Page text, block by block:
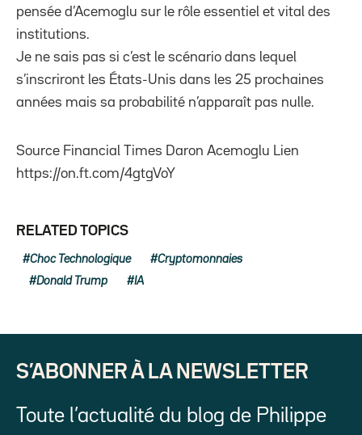
pensée d’Acemoglu sur le rôle essentiel et vital des
institutions.
Je ne sais pas si c’est le scénario dans lequel
s’inscriront les États-Unis dans les 25 prochaines
années mais sa probabilité n’apparaît pas nulle.
Source Financial Times Daron Acemoglu Lien
https://on.ft.com/4gtgVoY
RELATED TOPICS
Choc Technologique Cryptomonnaies
Donald Trump IA
S’ABONNER À LA NEWSLETTER
Toute l’actualité du blog de Philippe